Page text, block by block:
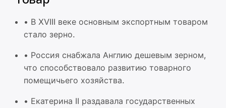
• В XVIII веке основным экспортным товаром
стало зерно.
• Россия снабжала Англию дешевым зерном,
что способствовало развитию товарного
помещичьего хозяйства.
• Екатерина II раздавала государственных